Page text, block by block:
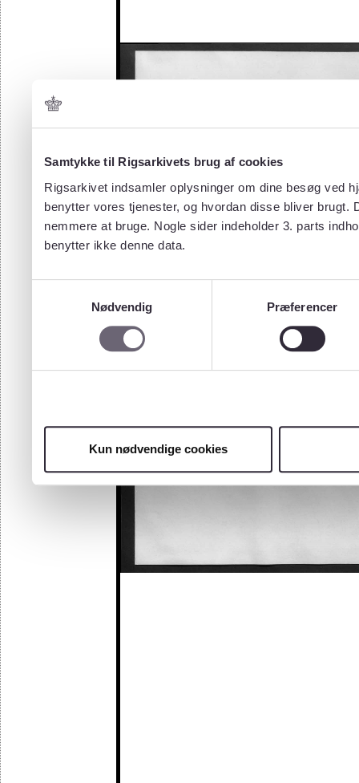
Samtykke til Rigsarkivets brug af cookies
Rigsarkivet indsamler oplysninger om dine besøg ved
benytter vores tjenester, og hvordan disse bliver
nemmere at bruge. Nogle sider indeholder 3. parts
benytter ikke denne data.
Nødvendig
Præferencer
Kun nødvendige cookies